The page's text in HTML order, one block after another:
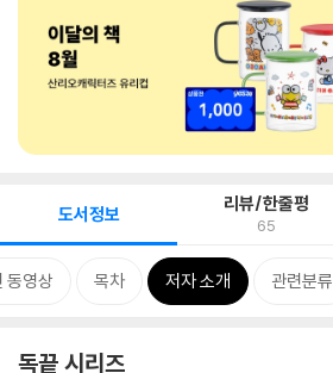
도서정보 리뷰/한줄평
65
동영상 목차 저자 소개 관련분류
독끝 시리즈